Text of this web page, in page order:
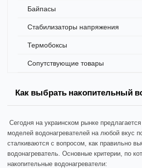
Байпасы
Стабилизаторы напряжения
Термобоксы
Сопутствующие товары
Как выбрать накопительный
Сегодня на украинском рынке
моделей водонагревателей на любой вкус
сталкиваются с вопросом, как правильно
водонагреватель. Основные критерии, по
накопительные водонагреватели: